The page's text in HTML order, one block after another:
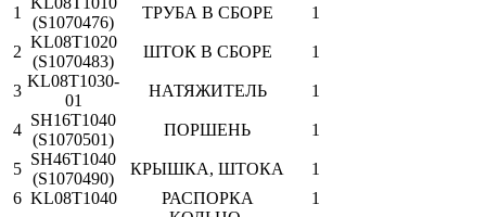
1
(S1070476)
ТРУБА В СБОРЕ 1
2
KL08T1020
(S1070483)
ШТОК В СБОРЕ 1
3
KL08T1030-
01
НАТЯЖИТЕЛЬ 1
4
SH16T1040
(S1070501)
ПОРШЕНЬ 1
5
SH46T1040
(S1070490)
КРЫШКА, ШТОКА
1
6 KL08T1040 РАСПОРКА
1